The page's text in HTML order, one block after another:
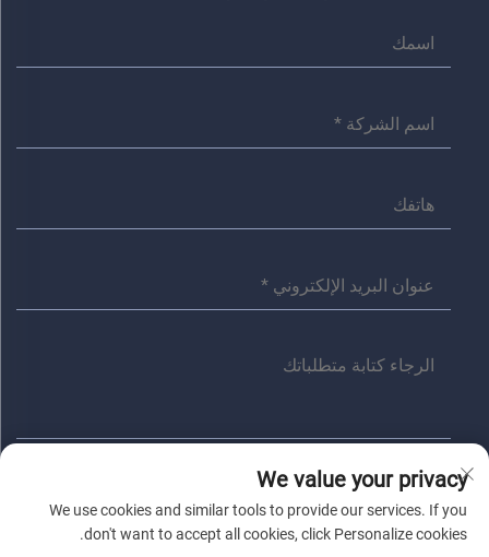
أرسل
We value your privacy
We use cookies and similar tools to provide our services. If you
don't want to accept all cookies, click Personalize cookies.